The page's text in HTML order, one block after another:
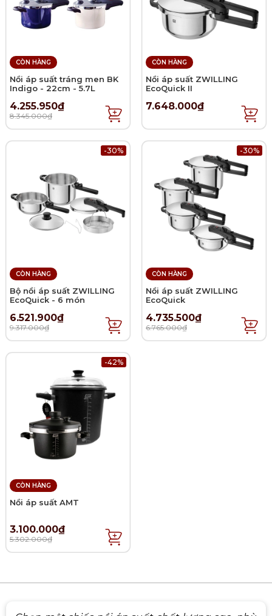
CÒN HÀNG
Nồi áp suất tráng men BK
Indigo - 22cm - 5.7L
4.255.950₫
8.345.000₫
CÒN HÀNG
Nồi áp suất ZWILLING
EcoQuick II
7.648.000₫
-30%
CÒN HÀNG
Bộ nồi áp suất ZWILLING
EcoQuick - 6 món
6.521.900₫
9.317.000₫
-30%
CÒN HÀNG
Nồi áp suất ZWILLING
EcoQuick
4.735.500₫
6.765.000₫
-42%
CÒN HÀNG
Nồi áp suất AMT
3.100.000₫
5.302.000₫